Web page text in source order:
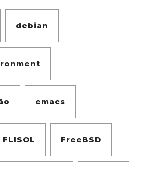
debian
emacs
FLISOL FreeBSD